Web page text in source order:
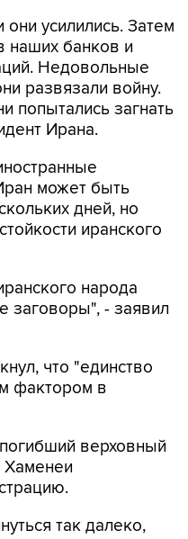
усилились. Затем
наших банков и
Недовольные
развязали войну.
попытались загнать
Ирана.
может быть
дней, но
иранского
народа
заговоры", - заявил
что "единство
фактором в
верховный
Хаменеи
так далеко,